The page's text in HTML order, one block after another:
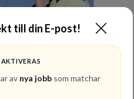
till din E-post!
av nya jobb som matchar
AB